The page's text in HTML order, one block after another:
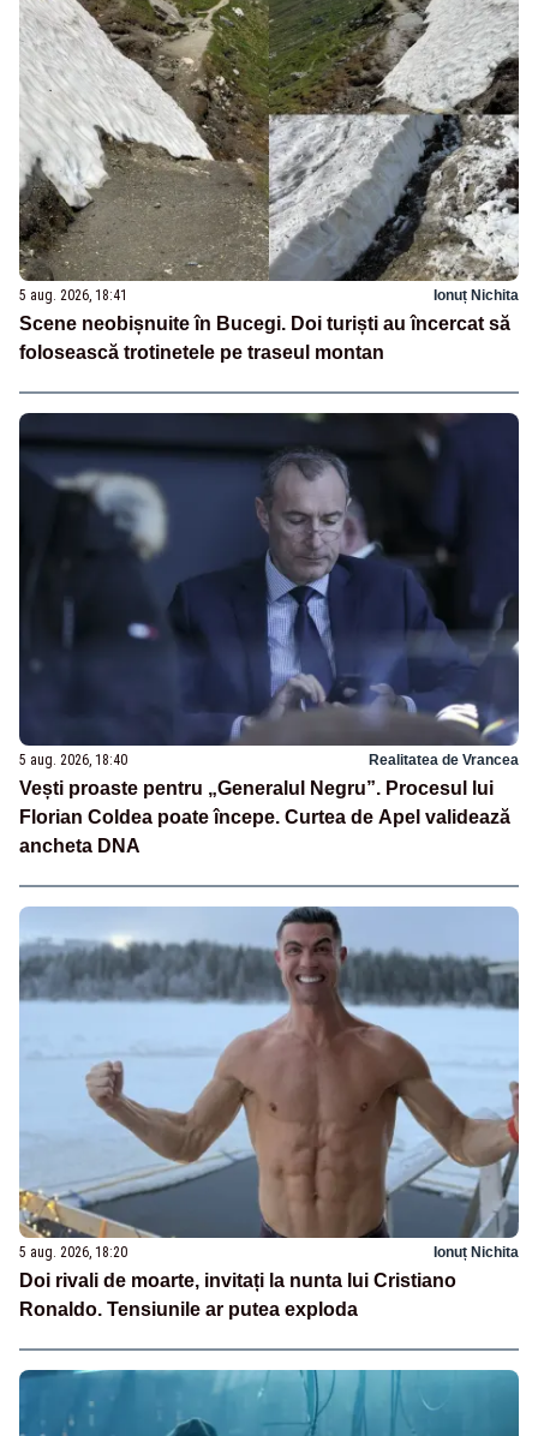
5 aug. 2026, 18:41 Ionuț Nichita
Scene neobișnuite în Bucegi. Doi turiști au încercat să
folosească trotinetele pe traseul montan
5 aug. 2026, 18:40 Realitatea de Vrancea
Vești proaste pentru „Generalul Negru”. Procesul lui
Florian Coldea poate începe. Curtea de Apel validează
ancheta DNA
5 aug. 2026, 18:20 Ionuț Nichita
Doi rivali de moarte, invitați la nunta lui Cristiano
Ronaldo. Tensiunile ar putea exploda